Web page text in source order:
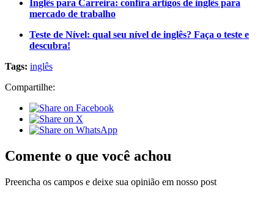
Inglês para Carreira: confira artigos de inglês para
mercado de trabalho
Teste de Nível: qual seu nível de inglês? Faça o teste e
descubra!
Tags: inglês
Compartilhe:
Comente o que você achou
Preencha os campos e deixe sua opinião em nosso post